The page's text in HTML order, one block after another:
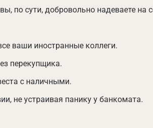
по сути, добровольно надеваете на
ваши иностранные коллеги.
перекупщика.
с наличными.
не устраивая панику у банкомата.